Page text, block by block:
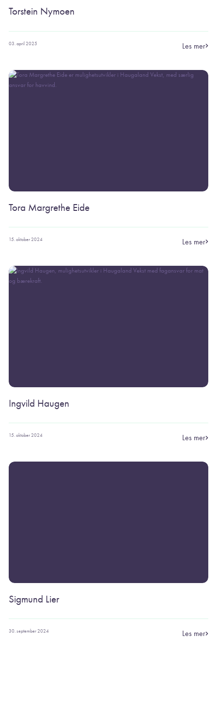
Torstein Nymoen
03. april 2025 Les mer
Tora Margrethe Eide
15. oktober 2024 Les mer
Ingvild Haugen
15. oktober 2024 Les mer
Sigmund Lier
30. september 2024 Les mer